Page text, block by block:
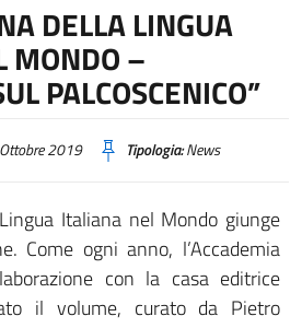
DELLA LINGUA
MONDO –
PALCOSCENICO”
2019 Tipologia:News
Italiana nel Mondo giunge
Come ogni anno, l’Accademia
con la casa editrice
il volume, curato da Pietro